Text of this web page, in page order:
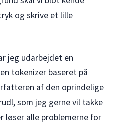
og skrive et lille
jeg udarbejdet en
tokenizer baseret på
af den oprindelige
som jeg gerne vil takke
løser alle problemerne for